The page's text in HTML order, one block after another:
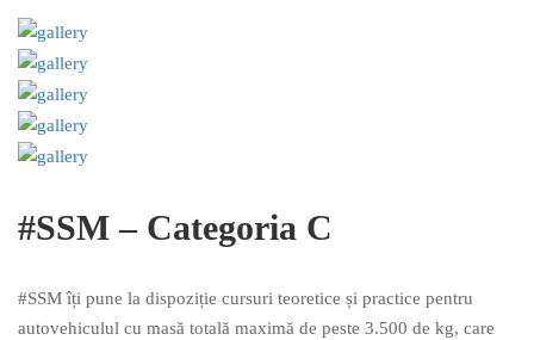
#SSM – Categoria C
#SSM îți pune la dispoziție cursuri teoretice și practice pentru
autovehiculul cu masă totală maximă de peste 3.500 de kg, care